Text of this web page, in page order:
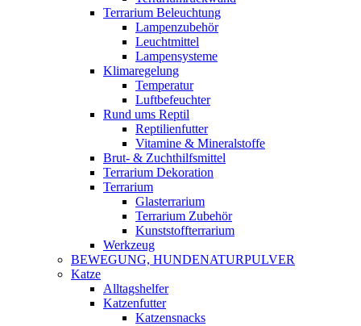
Terrarium Beleuchtung
Lampenzubehör
Leuchtmittel
Lampensysteme
Klimaregelung
Temperatur
Luftbefeuchter
Rund ums Reptil
Reptilienfutter
Vitamine & Mineralstoffe
Brut- & Zuchthilfsmittel
Terrarium Dekoration
Terrarium
Glasterrarium
Terrarium Zubehör
Kunststoffterrarium
Werkzeug
BEWEGUNG, HUNDENATURPULVER
Katze
Alltagshelfer
Katzenfutter
Katzensnacks